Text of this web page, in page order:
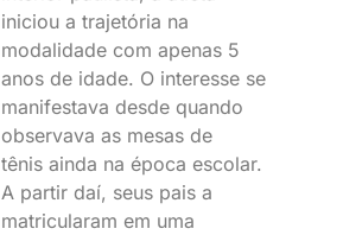
iniciou a trajetória na
modalidade com apenas 5
anos de idade. O interesse se
manifestava desde quando
observava as mesas de
tênis ainda na época escolar.
A partir daí, seus pais a
matricularam em uma